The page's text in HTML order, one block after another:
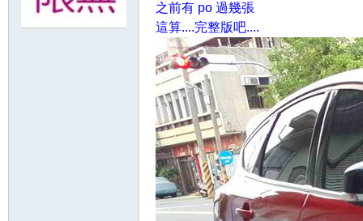
之前有 po 過幾張
這算....完整版吧....